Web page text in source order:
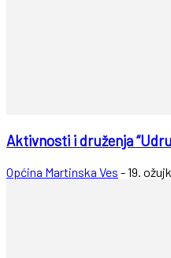
Aktivnosti i druženja
Općina Martinska Ves -19.